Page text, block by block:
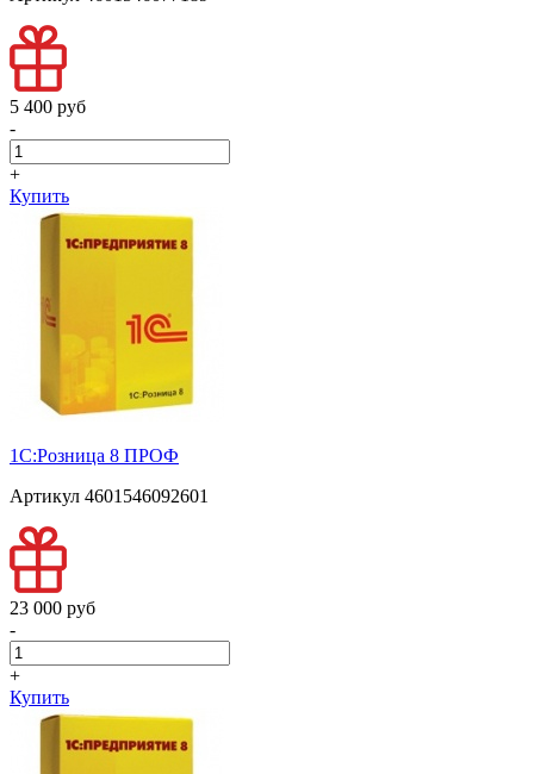
5 400 pуб
-
+
Купить
1С:Розница 8 ПРОФ
Артикул 4601546092601
23 000 pуб
-
+
Купить